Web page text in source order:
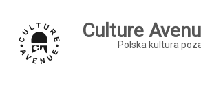
content
Culture
Polska kultura